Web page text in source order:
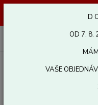
odošleme
D
OD 7. 8.
VAŠE